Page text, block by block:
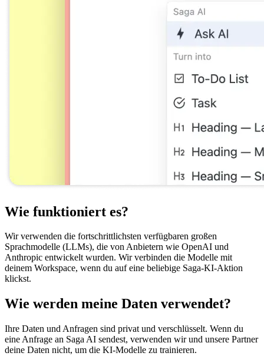
Wie funktioniert es?
Wir verwenden die fortschrittlichsten verfügbaren großen
Sprachmodelle (LLMs), die von Anbietern wie OpenAI und
Anthropic entwickelt wurden. Wir verbinden die Modelle mit
deinem Workspace, wenn du auf eine beliebige Saga-KI-Aktion
klickst.
Wie werden meine Daten verwendet?
Ihre Daten und Anfragen sind privat und verschlüsselt. Wenn du
eine Anfrage an Saga AI sendest, verwenden wir und unsere Partner
deine Daten nicht, um die KI-Modelle zu trainieren.